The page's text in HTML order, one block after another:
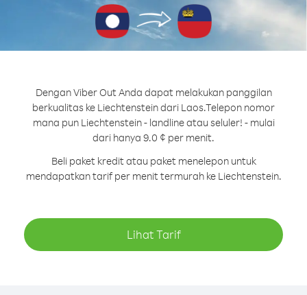
Dengan Viber Out Anda dapat melakukan panggilan
berkualitas ke Liechtenstein dari Laos.Telepon nomor
mana pun Liechtenstein - landline atau seluler! - mulai
dari hanya 9.0 ¢ per menit.
Beli paket kredit atau paket menelepon untuk
mendapatkan tarif per menit termurah ke Liechtenstein.
Lihat Tarif